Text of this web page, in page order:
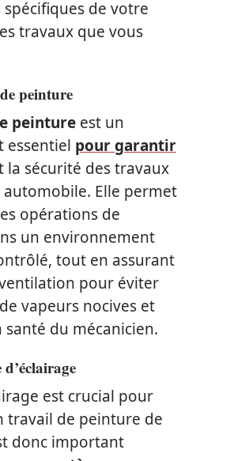
spécifiques de votre
travaux que vous
peinture
peinture est un
essentiel pour garantir
la sécurité des travaux
Elle permet
opérations de
un environnement
tout en assurant
pour éviter
vapeurs nocives et
santé du mécanicien.
d’éclairage
est crucial pour
travail de peinture de
donc important